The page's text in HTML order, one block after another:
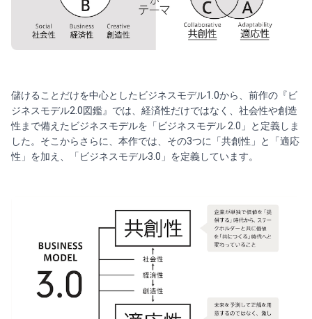
儲けることだけを中心としたビジネスモデル1.0から、前作の『ビ
ジネスモデル2.0図鑑』では、経済性だけではなく、社会性や創造
性まで備えたビジネスモデルを「ビジネスモデル 2.0」と定義しま
した。そこからさらに、本作では、その3つに「共創性」と「適応
性」を加え、「ビジネスモデル3.0」を定義しています。